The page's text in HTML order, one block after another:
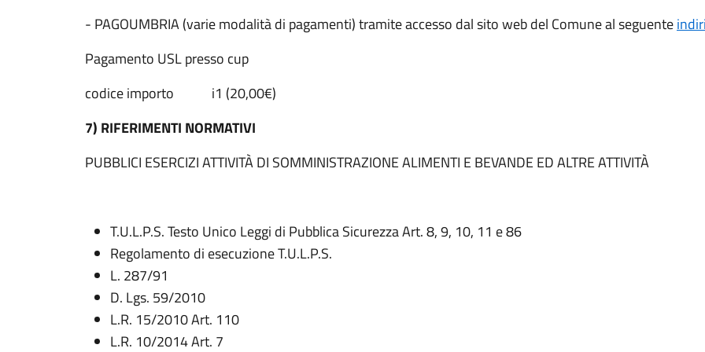
- PAGOUMBRIA (varie modalità di pagamenti) tramite accesso dal sito web del Comune al seguente
Pagamento USL presso cup
codice importo i1 (20,00€)
7) RIFERIMENTI NORMATIVI
PUBBLICI ESERCIZI ATTIVITÀ DI SOMMINISTRAZIONE ALIMENTI E BEVANDE ED ALTRE ATTIVITÀ
T.U.L.P.S. Testo Unico Leggi di Pubblica Sicurezza Art. 8, 9, 10, 11 e 86
Regolamento di esecuzione T.U.L.P.S.
L. 287/91
D. Lgs. 59/2010
L.R. 15/2010 Art. 110
L.R. 10/2014 Art. 7